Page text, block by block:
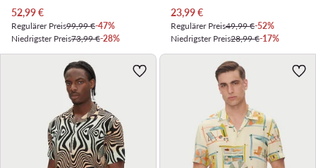
Aktueller Preis
52,99€
Regulärer Preis99,99 €-47%
Niedrigster Preis73,99 €-28%
Aktueller Preis
23,99€
Regulärer Preis49,99 €-52%
Niedrigster Preis28,99 €-17%